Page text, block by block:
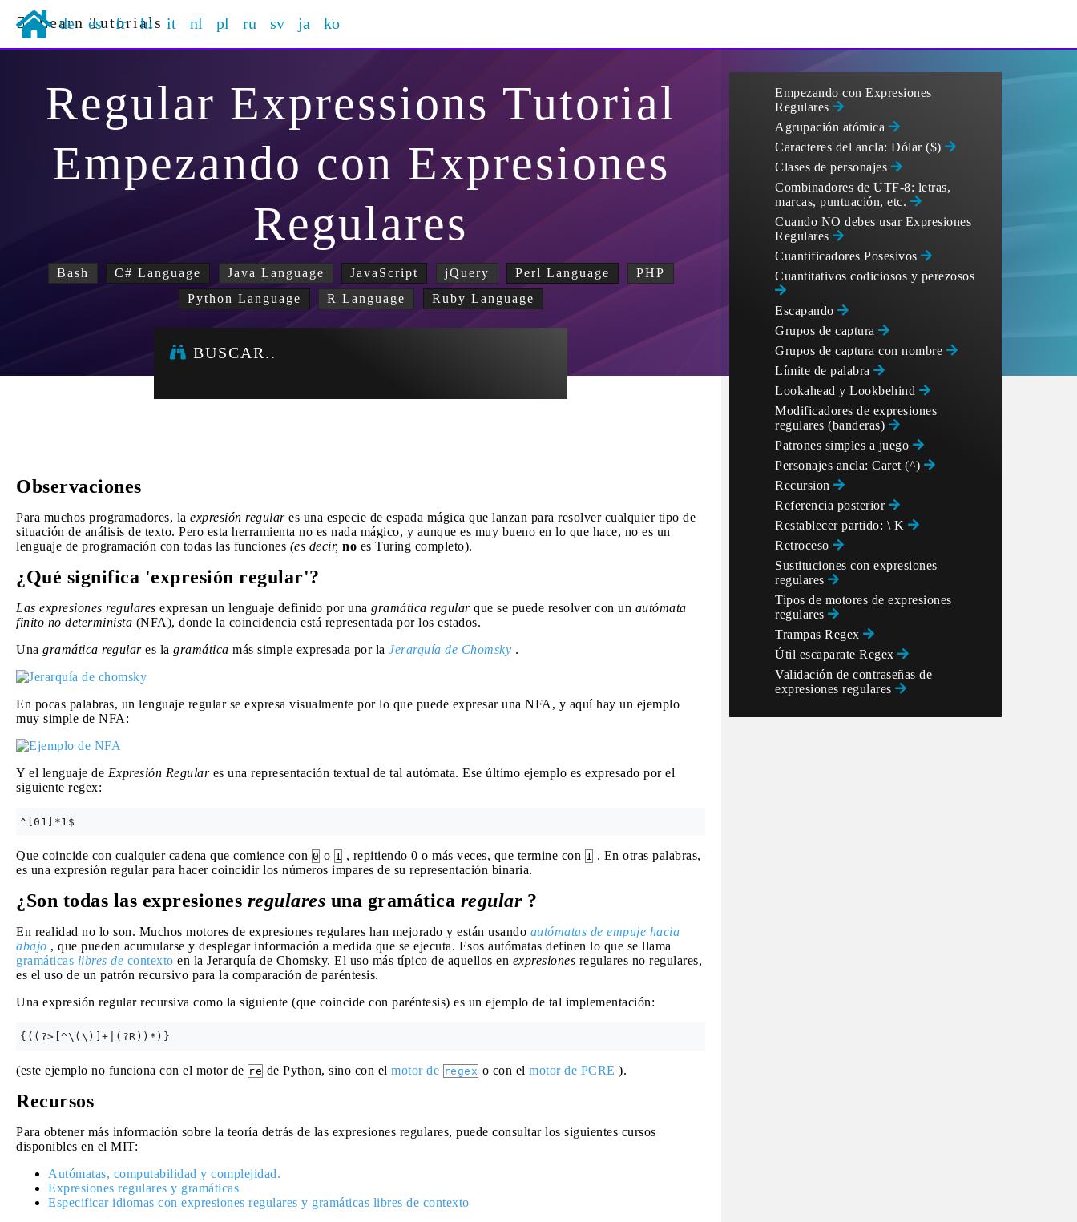
Learn Tutorials
de es fr hi it nl pl ru sv ja ko
Regular Expressions Tutorial
Empezando con Expresiones
Regulares
Bash C# Language Java Language JavaScript jQuery Perl Language
PHP
Python Language
R Language Ruby Language
BUSCAR..
Observaciones
Para muchos programadores, la expresión regulares una especie de espada mágica que lanzan para resolver cualquier tipo de
situación de análisis de texto. Pero esta herramienta no es nada mágico, y aunque es muy bueno en lo que hace, no es un
lenguaje de programación con todas las funciones (es decir, no es Turing completo).
¿Qué significa 'expresión regular'?
Las expresiones regulares expresan un lenguaje definido por una gramática regularque se puede resolver con un autómata
finito no determinista (NFA), donde la coincidencia está representada por los estados.
Una gramática regulares la gramática más simple expresada por la Jerarquía de Chomsky .
En pocas palabras, un lenguaje regular se expresa visualmente por lo que puede expresar una NFA, y aquí hay un ejemplo
muy simple de NFA:
Y el lenguaje de Expresión Regulares una representación textual de tal autómata. Ese último ejemplo es expresado por el
siguiente regex:
Que coincide con cualquier cadena que comience con 0 o 1 , repitiendo 0 o más veces, que termine con 1 . En otras palabras,
es una expresión regular para hacer coincidir los números impares de su representación binaria.
¿Son todas las expresiones regulares una gramática regular?
En realidad no lo son. Muchos motores de expresiones regulares han mejorado y están usando autómatas de empuje hacia
abajo , que pueden acumularse y desplegar información a medida que se ejecuta. Esos autómatas definen lo que se llama
gramáticas libres de contexto en la Jerarquía de Chomsky. El uso más típico de aquellos en expresiones regulares no regulares,
es el uso de un patrón recursivo para la comparación de paréntesis.
Una expresión regular recursiva como la siguiente (que coincide con paréntesis) es un ejemplo de tal implementación:
(este ejemplo no funciona con el motor de re de Python, sino con el motor de regex o con el motor de PCRE ).
Recursos
Para obtener más información sobre la teoría detrás de las expresiones regulares, puede consultar los siguientes cursos
disponibles en el MIT:
Autómatas, computabilidad y complejidad.
Expresiones regulares y gramáticas
Especificar idiomas con expresiones regulares y gramáticas libres de contexto
Empezando con Expresiones
Regulares
Agrupación atómica
Caracteres del ancla: Dólar ($)
Clases de personajes
Combinadores de UTF-8: letras,
marcas, puntuación, etc.
Cuando NO debes usar Expresiones
Regulares
Cuantificadores Posesivos
Cuantitativos codiciosos y perezosos
Escapando
Grupos de captura
Grupos de captura con nombre
Límite de palabra
Lookahead y Lookbehind
Modificadores de expresiones
regulares (banderas)
Patrones simples a juego
Personajes ancla: Caret (^)
Recursion
Referencia posterior
Restablecer partido: \ K
Retroceso
Sustituciones con expresiones
regulares
Tipos de motores de expresiones
regulares
Trampas Regex
Útil escaparate Regex
Validación de contraseñas de
expresiones regulares